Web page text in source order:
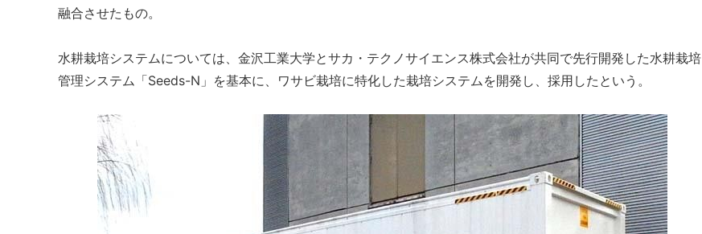
融合させたもの。
水耕栽培システムについては、金沢工業大学とサカ・テクノサイエンス株式会社が共同で先行開発した水耕栽培
管理システム「Seeds-N」を基本に、ワサビ栽培に特化した栽培システムを開発し、採用したという。